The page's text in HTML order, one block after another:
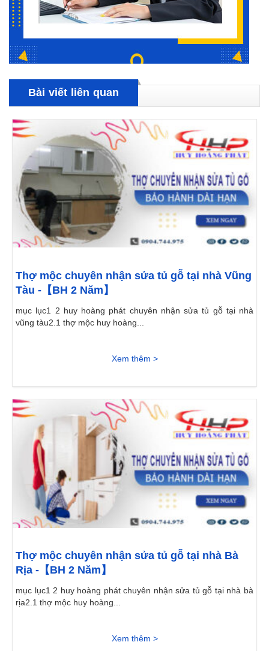
Bài viết liên quan
Thợ mộc chuyên nhận sửa tủ gỗ tại nhà Vũng
Tàu -【BH 2 Năm】
mục lục1 2 huy hoàng phát chuyên nhận sửa tủ gỗ tại nhà
vũng tàu2.1 thợ mộc huy hoàng...
Xem thêm >
Thợ mộc chuyên nhận sửa tủ gỗ tại nhà Bà
Rịa -【BH 2 Năm】
mục lục1 2 huy hoàng phát chuyên nhận sửa tủ gỗ tại nhà bà
rịa2.1 thợ mộc huy hoàng...
Xem thêm >